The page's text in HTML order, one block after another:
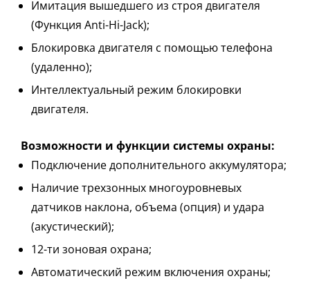
Имитация вышедшего из строя двигателя
(Функция Anti-Hi-Jack);
Блокировка двигателя с помощью телефона
(удаленно);
Интеллектуальный режим блокировки
двигателя.
Возможности и функции системы охраны:
Подключение дополнительного аккумулятора;
Наличие трехзонных многоуровневых
датчиков наклона, объема (опция) и удара
(акустический);
12-ти зоновая охрана;
Автоматический режим включения охраны;